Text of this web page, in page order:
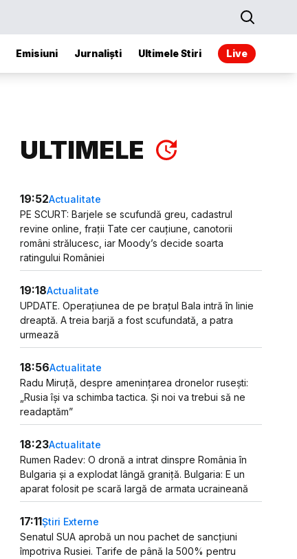
Emisiuni Jurnaliști Ultimele Stiri Live
ULTIMELE
19:52Actualitate
PE SCURT: Barjele se scufundă greu, cadastrul
revine online, frații Tate cer cauțiune, canotorii
români strălucesc, iar Moody’s decide soarta
ratingului României
19:18Actualitate
UPDATE. Operațiunea de pe brațul Bala intră în linie
dreaptă. A treia barjă a fost scufundată, a patra
urmează
18:56Actualitate
Radu Miruță, despre amenințarea dronelor rusești:
„Rusia își va schimba tactica. Și noi va trebui să ne
readaptăm”
18:23Actualitate
Rumen Radev: O dronă a intrat dinspre România în
Bulgaria și a explodat lângă graniță. Bulgaria: E un
aparat folosit pe scară largă de armata ucraineană
17:11Știri Externe
Senatul SUA aprobă un nou pachet de sancțiuni
împotriva Rusiei. Tarife de până la 500% pentru